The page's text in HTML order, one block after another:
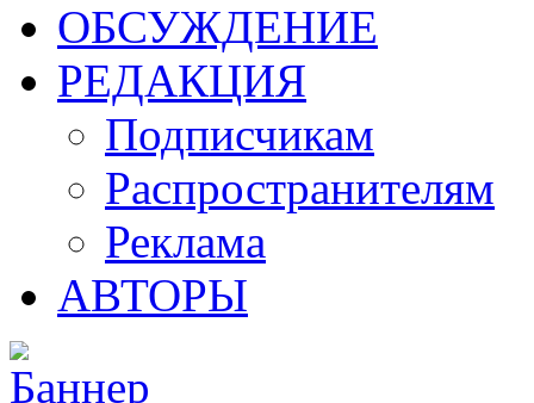
ОБСУЖДЕНИЕ
РЕДАКЦИЯ
Подписчикам
Распространителям
Реклама
АВТОРЫ